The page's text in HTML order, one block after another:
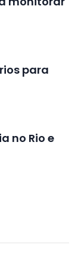
para
no Rio e